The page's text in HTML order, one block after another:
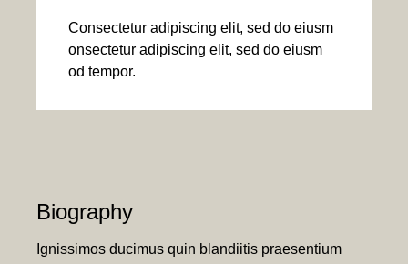
Consectetur adipiscing elit, sed do eiusm
onsectetur adipiscing elit, sed do eiusm
od tempor.
Biography
Ignissimos ducimus quin blandiitis praesentium